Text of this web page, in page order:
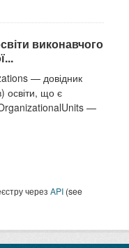
виконавчого
— довідник
освіти, що є
—
через API (see